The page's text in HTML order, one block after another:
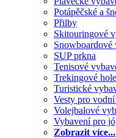
Potápěčské a
Přilby
Skitouringové
Snowboardové
SUP prkna
Tenisové
Trekingové hole
Turistické
Vesty pro
Volejbalové
Vybavení pro
Zobrazit více...